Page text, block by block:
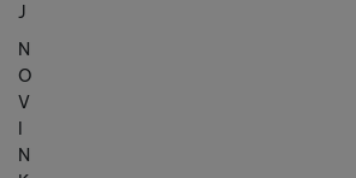
J
N
O
V
I
N